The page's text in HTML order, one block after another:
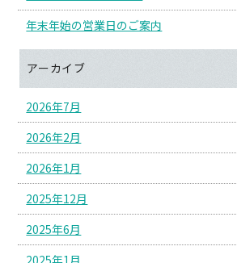
年末年始の営業日のご案内
アーカイブ
2026年7月
2026年2月
2026年1月
2025年12月
2025年6月